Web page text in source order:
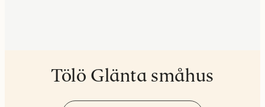
Tölö Glänta småhus